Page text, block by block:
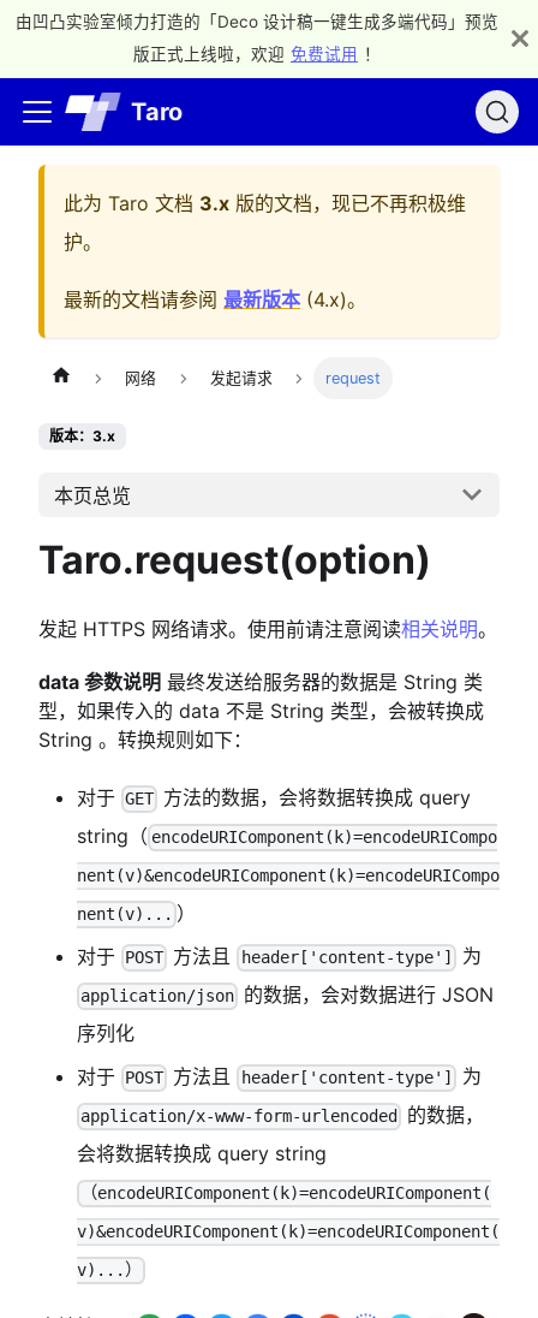
由凹凸实验室倾力打造的「Deco 设计稿一键生成多端代码」预览
版正式上线啦，欢迎 免费试用 ！
Taro
此为 Taro 文档 3.x 版的文档，现已不再积极维
护。
最新的文档请参阅 最新版本 (4.x)。
网络 发起请求 request
版本：3.x
本页总览
Taro.request(option)
发起 HTTPS 网络请求。使用前请注意阅读相关说明。
data 参数说明 最终发送给服务器的数据是 String 类
型，如果传入的 data 不是 String 类型，会被转换成
String 。转换规则如下：
对于 GET 方法的数据，会将数据转换成 query
string（ encodeURIComponent(k)=encodeURICompo
nent(v)&encodeURIComponent(k)=encodeURICompo
nent(v)... ）
对于 POST 方法且 header['content-type'] 为
application/json 的数据，会对数据进行 JSON
序列化
对于 POST 方法且 header['content-type'] 为
application/x-www-form-urlencoded
的数据，
会将数据转换成 query string
（encodeURIComponent(k)=encodeURIComponent(
v)&encodeURIComponent(k)=encodeURIComponent(
v)...）